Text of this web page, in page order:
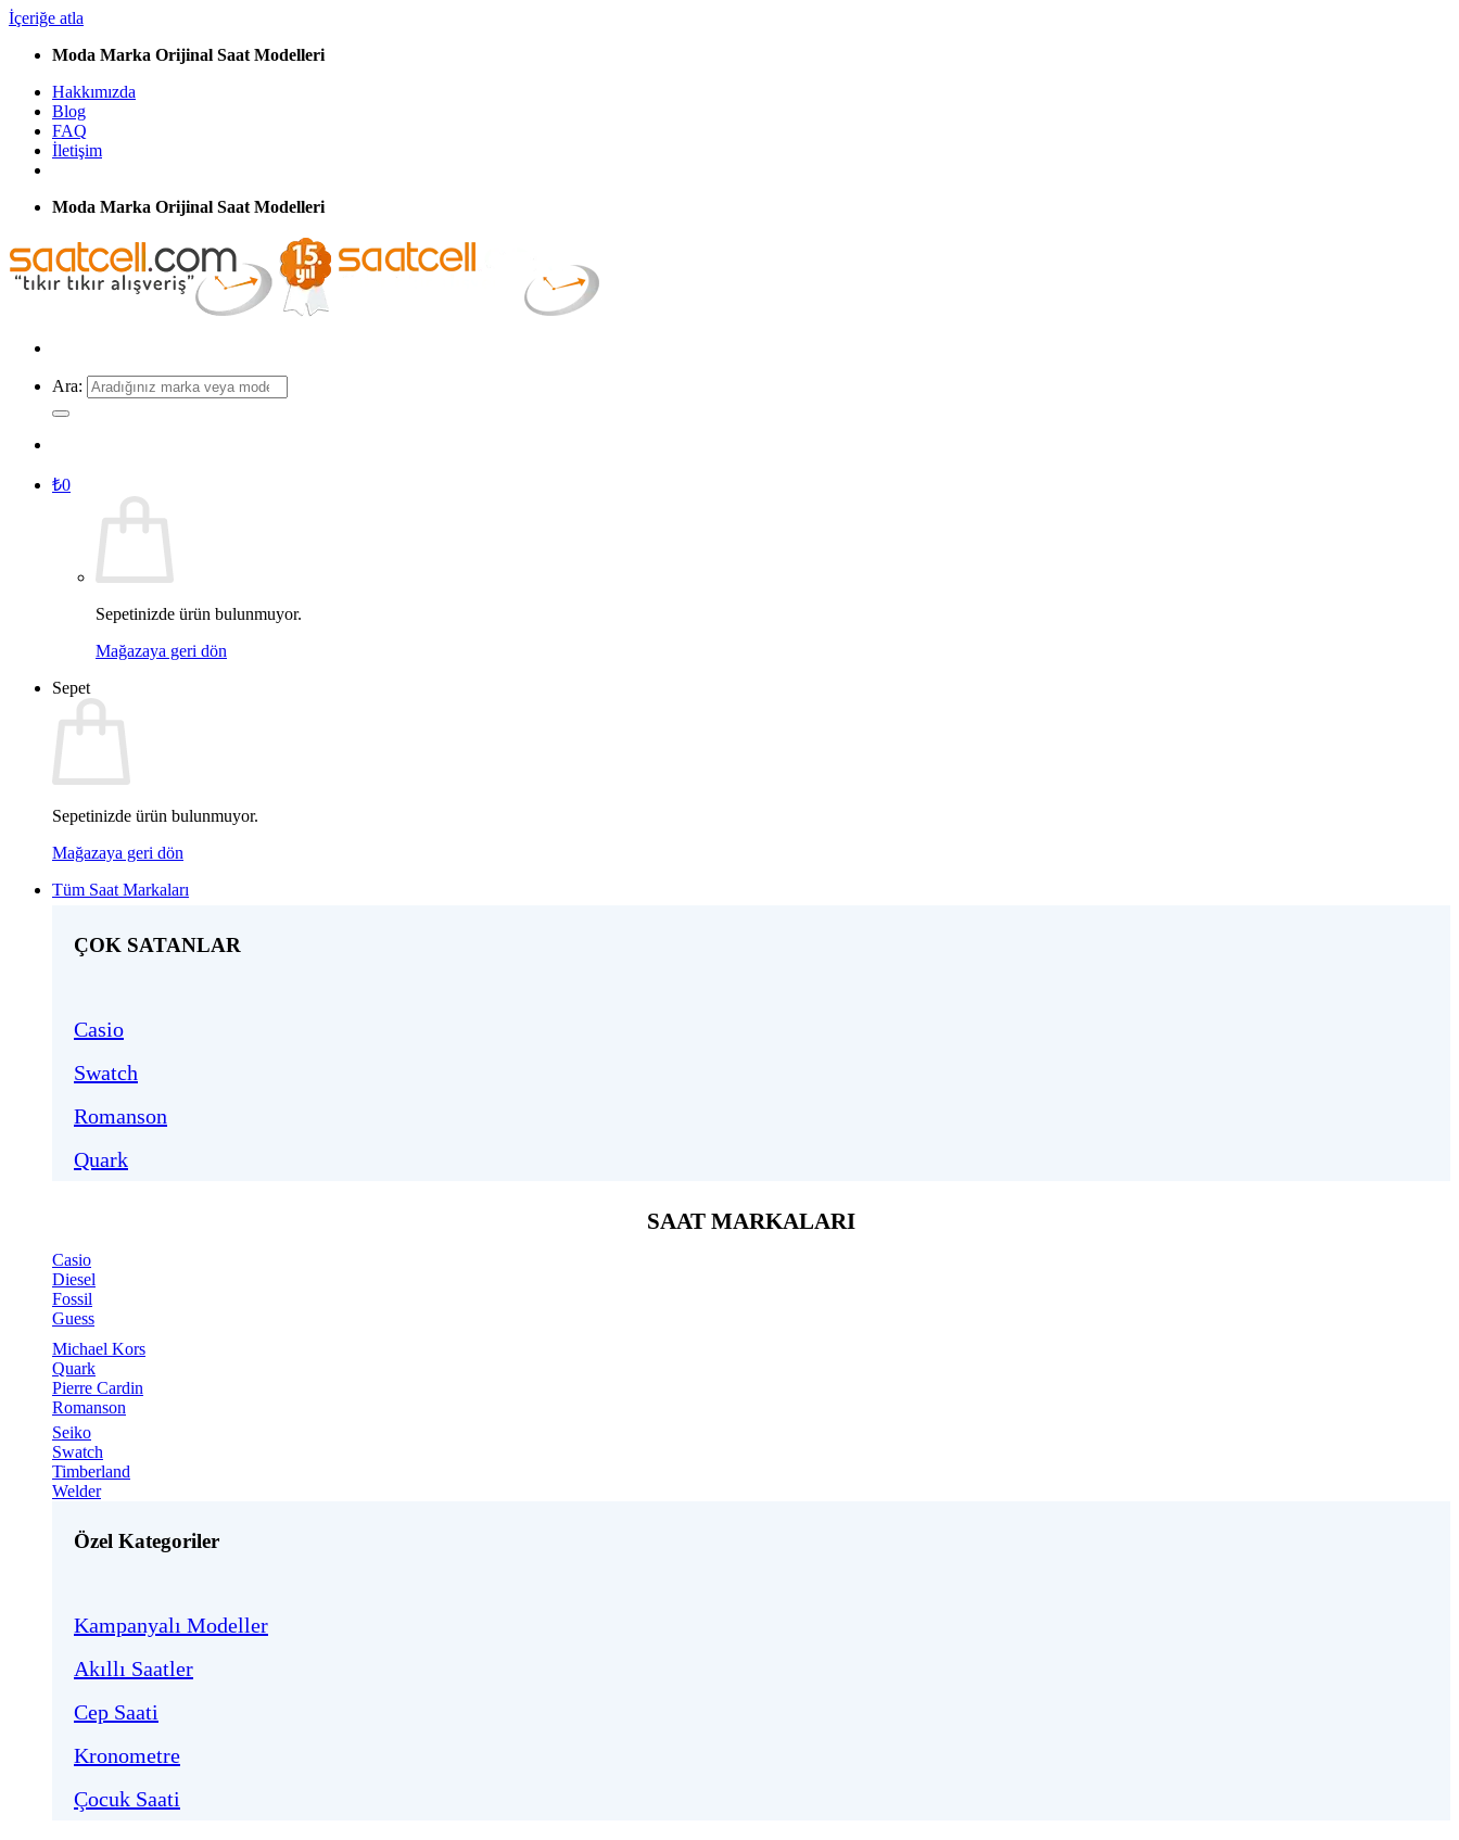
İçeriğe atla
Moda Marka Orijinal Saat Modelleri
Hakkımızda
Blog
FAQ
İletişim
Moda Marka Orijinal Saat Modelleri
Ara:
₺0
Sepetinizde ürün bulunmuyor.
Mağazaya geri dön
Sepet
Sepetinizde ürün bulunmuyor.
Mağazaya geri dön
Tüm Saat Markaları
ÇOK SATANLAR
Casio
Swatch
Romanson
Quark
SAAT MARKALARI
Casio
Diesel
Fossil
Guess
Michael Kors
Quark
Pierre Cardin
Romanson
Seiko
Swatch
Timberland
Welder
Özel Kategoriler
Kampanyalı Modeller
Akıllı Saatler
Cep Saati
Kronometre
Çocuk Saati